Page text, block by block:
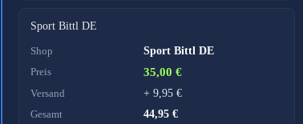
Sport Bittl DE
Shop
Sport Bittl DE
Preis
35,00 €
Versand
+ 9,95 €
Gesamt
44,95 €